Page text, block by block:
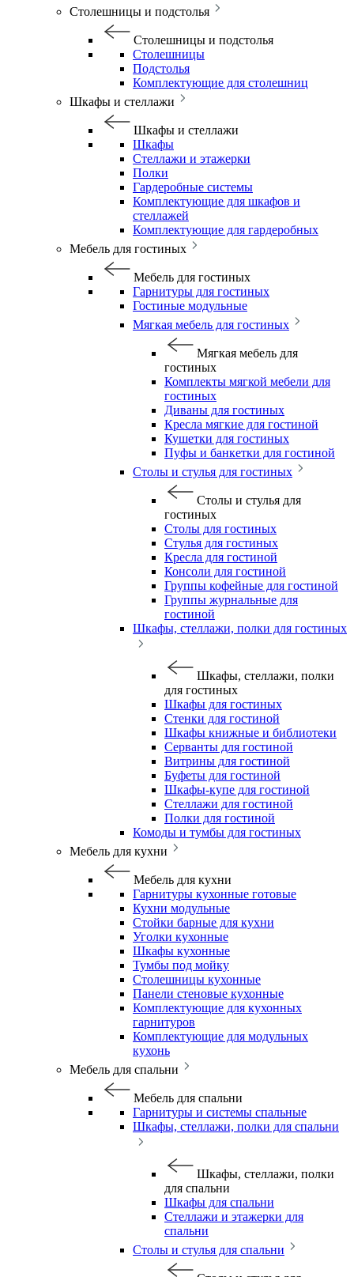
Столешницы и подстолья
Столешницы и подстолья
Столешницы
Подстолья
Комплектующие для столешниц
Шкафы и стеллажи
Шкафы и стеллажи
Шкафы
Стеллажи и этажерки
Полки
Гардеробные системы
Комплектующие для шкафов и
стеллажей
Комплектующие для гардеробных
Мебель для гостиных
Мебель для гостиных
Гарнитуры для гостиных
Гостиные модульные
Мягкая мебель для гостиных
Мягкая мебель для
гостиных
Комплекты мягкой мебели для
гостиных
Диваны для гостиных
Кресла мягкие для гостиной
Кушетки для гостиных
Пуфы и банкетки для гостиной
Столы и стулья для гостиных
Столы и стулья для
гостиных
Столы для гостиных
Стулья для гостиных
Кресла для гостиной
Консоли для гостиной
Группы кофейные для гостиной
Группы журнальные для
гостиной
Шкафы, стеллажи, полки для гостиных
Шкафы, стеллажи, полки
для гостиных
Шкафы для гостиных
Стенки для гостиной
Шкафы книжные и библиотеки
Серванты для гостиной
Витрины для гостиной
Буфеты для гостиной
Шкафы-купе для гостиной
Стеллажи для гостиной
Полки для гостиной
Комоды и тумбы для гостиных
Мебель для кухни
Мебель для кухни
Гарнитуры кухонные готовые
Кухни модульные
Стойки барные для кухни
Уголки кухонные
Шкафы кухонные
Тумбы под мойку
Столешницы кухонные
Панели стеновые кухонные
Комплектующие для кухонных
гарнитуров
Комплектующие для модульных
кухонь
Мебель для спальни
Мебель для спальни
Гарнитуры и системы спальные
Шкафы, стеллажи, полки для спальни
Шкафы, стеллажи, полки
для спальни
Шкафы для спальни
Стеллажи и этажерки для
спальни
Столы и стулья для спальни